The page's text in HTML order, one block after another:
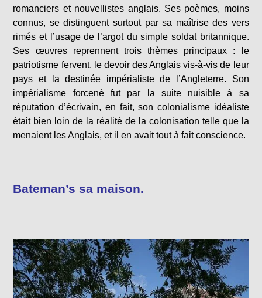
romanciers et nouvellistes anglais. Ses poèmes, moins
connus, se distinguent surtout par sa maîtrise des vers
rimés et l’usage de l’argot du simple soldat britannique.
Ses œuvres reprennent trois thèmes principaux : le
patriotisme fervent, le devoir des Anglais vis-à-vis de leur
pays et la destinée impérialiste de l’Angleterre. Son
impérialisme forcené fut par la suite nuisible à sa
réputation d’écrivain, en fait, son colonialisme idéaliste
était bien loin de la réalité de la colonisation telle que la
menaient les Anglais, et il en avait tout à fait conscience.
Bateman’s sa maison.